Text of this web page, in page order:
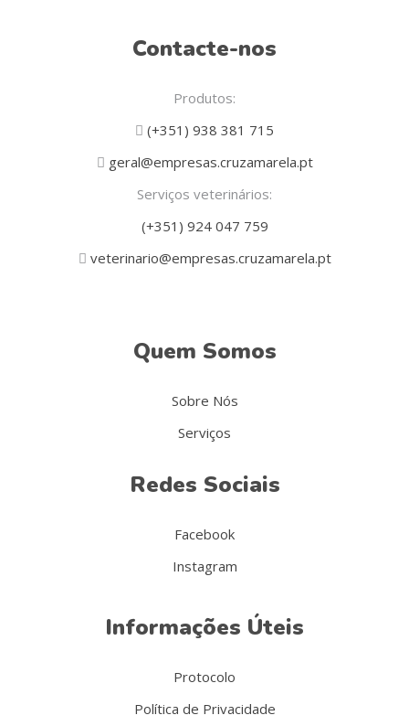
Contacte-nos
Produtos:
(+351) 938 381 715
geral@empresas.cruzamarela.pt
Serviços veterinários:
(+351) 924 047 759
veterinario@empresas.cruzamarela.pt
Quem Somos
Sobre Nós
Serviços
Redes Sociais
Facebook
Instagram
Informações Úteis
Protocolo
Política de Privacidade